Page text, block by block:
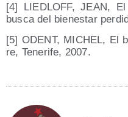
[4] LIEDLOFF, JEAN,
bus­ca del bien­es­tar
[5] ODENT, MICHEL, El
re, Tene­ri­fe, 2007.